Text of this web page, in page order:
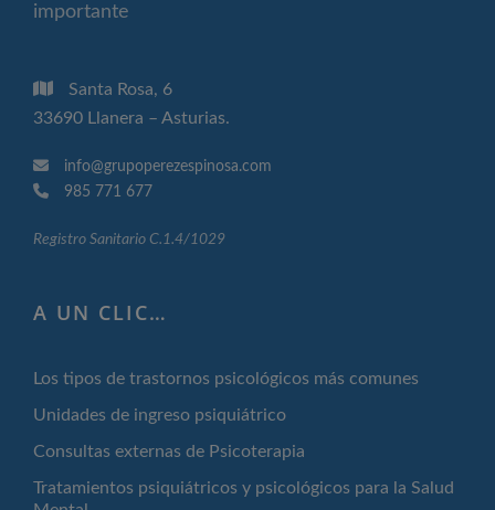
importante
Santa Rosa, 6
33690 Llanera – Asturias.
info@grupoperezespinosa.com
985 771 677
Registro Sanitario C.1.4/1029
A UN CLIC…
Los tipos de trastornos psicológicos más comunes
Unidades de ingreso psiquiátrico
Consultas externas de Psicoterapia
Tratamientos psiquiátricos y psicológicos para la Salud